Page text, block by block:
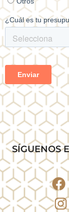
SÍGUENOS